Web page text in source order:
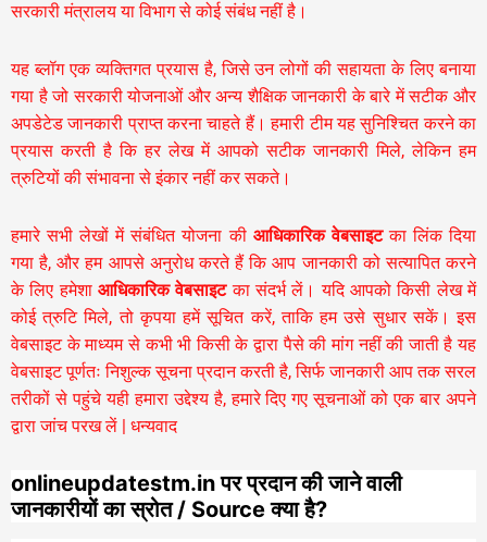
सरकारी मंत्रालय या विभाग से कोई संबंध नहीं है।
यह ब्लॉग एक व्यक्तिगत प्रयास है, जिसे उन लोगों की सहायता के लिए बनाया
गया है जो सरकारी योजनाओं और अन्य शैक्षिक जानकारी के बारे में सटीक और
अपडेटेड जानकारी प्राप्त करना चाहते हैं। हमारी टीम यह सुनिश्चित करने का
प्रयास करती है कि हर लेख में आपको सटीक जानकारी मिले, लेकिन हम
त्रुटियों की संभावना से इंकार नहीं कर सकते।
हमारे सभी लेखों में संबंधित योजना की आधिकारिक वेबसाइटका लिंक दिया
गया है, और हम आपसे अनुरोध करते हैं कि आप जानकारी को सत्यापित करने
के लिए हमेशा आधिकारिक वेबसाइटका संदर्भ लें। यदि आपको किसी लेख में
कोई त्रुटि मिले, तो कृपया हमें सूचित करें, ताकि हम उसे सुधार सकें। इस
वेबसाइट के माध्यम से कभी भी किसी के द्वारा पैसे की मांग नहीं की जाती है यह
वेबसाइट पूर्णतः निशुल्क सूचना प्रदान करती है,सिर्फ जानकारी आप तक सरल
तरीकों से पहुंचे यही हमारा उद्देश्य है, हमारे दिए गए सूचनाओं को एक बार अपने
द्वारा जांच परख लें | धन्यवाद
onlineupdatestm.in पर प्रदान की जाने वाली
जानकारीयों का स्रोत / Source क्या है?